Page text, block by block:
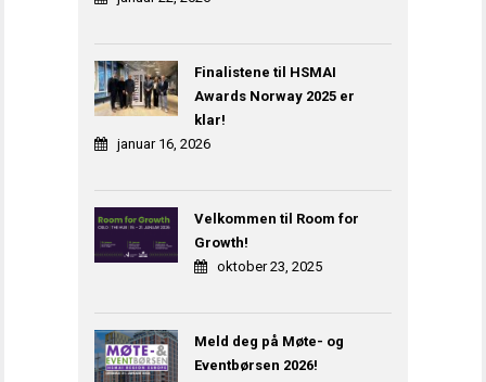
Finalistene til HSMAI
Awards Norway 2025 er
klar!
januar 16, 2026
Velkommen til Room for
Growth!
oktober 23, 2025
Meld deg på Møte- og
Eventbørsen 2026!